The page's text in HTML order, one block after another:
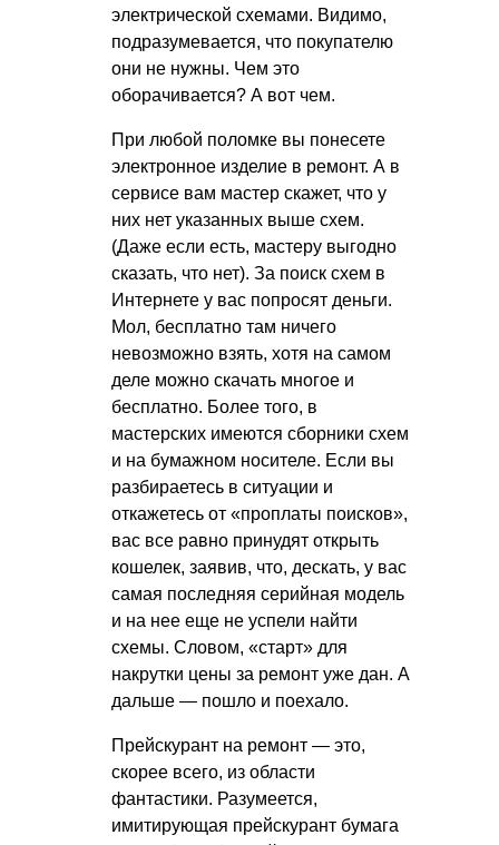
электрической схемами. Видимо,
подразумевается, что покупателю
они не нужны. Чем это
оборачивается? А вот чем.
При любой поломке вы понесете
электронное изделие в ремонт. А в
сервисе вам мастер скажет, что у
них нет указанных выше схем.
(Даже если есть, мастеру выгодно
сказать, что нет). За поиск схем в
Интернете у вас попросят деньги.
Мол, бесплатно там ничего
невозможно взять, хотя на самом
деле можно скачать многое и
бесплатно. Более того, в
мастерских имеются сборники схем
и на бумажном носителе. Если вы
разбираетесь в ситуации и
откажетесь от «проплаты поисков»,
вас все равно принудят открыть
кошелек, заявив, что, дескать, у вас
самая последняя серийная модель
и на нее еще не успели найти
схемы. Словом, «старт» для
накрутки цены за ремонт уже дан. А
дальше — пошло и поехало.
Прейскурант на ремонт — это,
скорее всего, из области
фантастики. Разумеется,
имитирующая прейскурант бумага